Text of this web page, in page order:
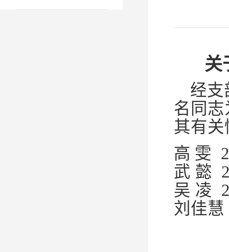
关
经支
名同
其有
高 雯
武 懿
吴 凌
刘佳慧